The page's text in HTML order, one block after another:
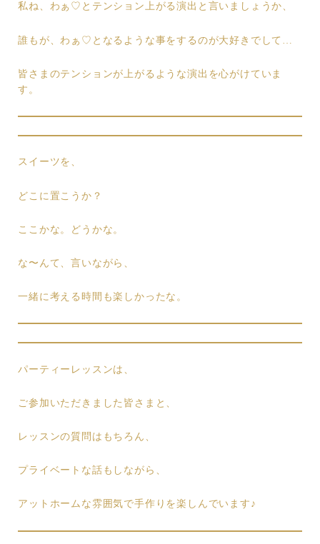
私ね、わぁ♡とテンション上がる演出と言いましょうか、
誰もが、わぁ♡となるような事をするのが大好きでして…
皆さまのテンションが上がるような演出を心がけていま
す。
スイーツを、
どこに置こうか？
ここかな。どうかな。
な〜んて、言いながら、
一緒に考える時間も楽しかったな。
パーティーレッスンは、
ご参加いただきました皆さまと、
レッスンの質問はもちろん、
プライベートな話もしながら、
アットホームな雰囲気で手作りを楽しんでいます♪